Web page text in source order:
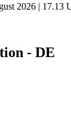
2026 | 17.13
- DE